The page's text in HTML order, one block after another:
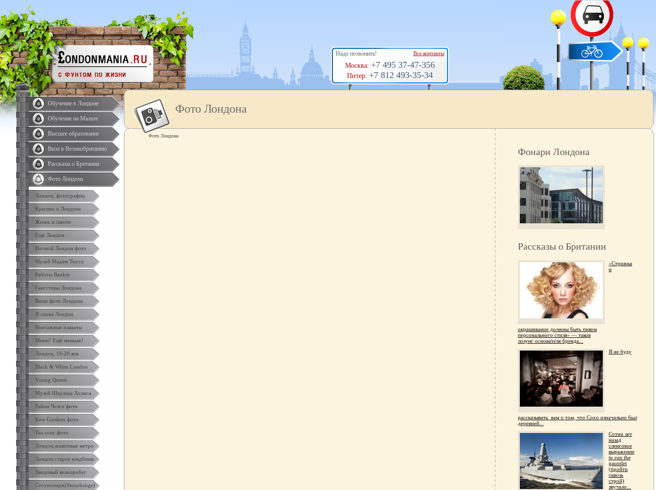
Обучение в Лондоне
Обучение на Мальте
Высшее образование
Виза в Великобританию
Рассказы о Британии
Фото Лондона
Лондон, фотографии
Красиво о Лондоне
Жизнь в сквоте
Ещё Лондон
Ночной Лондон фото
Музей Мадам Тюссо
Работы Banksy
Гангстеры Лондона
Ваши фото Лондона
И снова Лондон
Винтажные плакаты
Мини? Ещё меньше!
Лондон, 19-20 век
Black & White London
Yоung Queen
Музей Шерлока Холмса
Район Челси фото
Kew Gardens фото
Tea cozy фото
Лондон,животные метро
Лондон,старое кладбище
Твидовый велопробег
Стоунхендж(Stonehenge)
Надо позвонить! Все контакты
Москва: +7 495 37-47-356
Питер: +7 812 493-35-34
Фото Лондона
Фото Лондона
Фонари Лондона
Рассказы о Британии
«Стрижка
и
окрашивание должны быть пиком
персонального стиля» — таков
лозунг основателя бренда...
Я не буду
рассказывать вам о том, что Сохо изначально был
деревней...
Сотни лет
назад
сленговое
выражение
to run the
gauntlet
(пройти
сквозь
строй)
звучало...